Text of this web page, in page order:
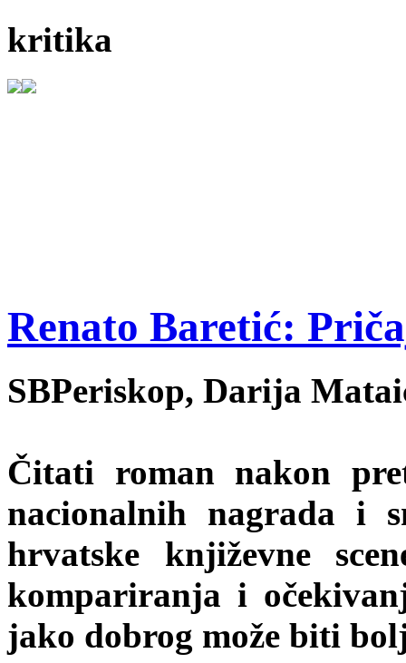
kritika
Renato Baretić:
SBPeriskop, Darija
Čitati roman nakon
nacionalnih nagrada i
hrvatske književne
kompariranja i
jako dobrog može biti